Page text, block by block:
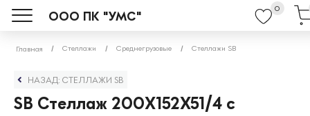
ООО ПК "УМС"
0
Главная Стеллажи Среднегрузовые Стеллажи SB
НАЗАД: СТЕЛЛАЖИ SB
SB Стеллаж 200X152X51/4 с